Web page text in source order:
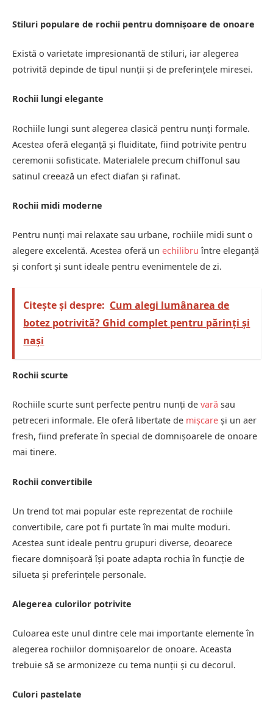
Stiluri populare de rochii pentru domnișoare de onoare
Există o varietate impresionantă de stiluri, iar alegerea
potrivită depinde de tipul nunții și de preferințele miresei.
Rochii lungi elegante
Rochiile lungi sunt alegerea clasică pentru nunți formale.
Acestea oferă eleganță și fluiditate, fiind potrivite pentru
ceremonii sofisticate. Materialele precum chiffonul sau
satinul creează un efect diafan și rafinat.
Rochii midi moderne
Pentru nunți mai relaxate sau urbane, rochiile midi sunt o
alegere excelentă. Acestea oferă un echilibru între eleganță
și confort și sunt ideale pentru evenimentele de zi.
Citește și despre: Cum alegi lumânarea de
botez potrivită? Ghid complet pentru părinți și
nași
Rochii scurte
Rochiile scurte sunt perfecte pentru nunți de vară sau
petreceri informale. Ele oferă libertate de mișcare și un aer
fresh, fiind preferate în special de domnișoarele de onoare
mai tinere.
Rochii convertibile
Un trend tot mai popular este reprezentat de rochiile
convertibile, care pot fi purtate în mai multe moduri.
Acestea sunt ideale pentru grupuri diverse, deoarece
fiecare domnișoară își poate adapta rochia în funcție de
silueta și preferințele personale.
Alegerea culorilor potrivite
Culoarea este unul dintre cele mai importante elemente în
alegerea rochiilor domnișoarelor de onoare. Aceasta
trebuie să se armonizeze cu tema nunții și cu decorul.
Culori pastelate